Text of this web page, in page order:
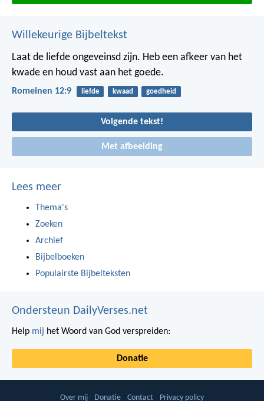
Willekeurige Bijbeltekst
Laat de liefde ongeveinsd zijn. Heb een afkeer van het
kwade en houd vast aan het goede.
Romeinen 12:9 liefde kwaad goedheid
Volgende tekst!
Met afbeelding
Lees meer
Thema's
Zoeken
Archief
Bijbelboeken
Populairste Bijbelteksten
Ondersteun DailyVerses.net
Help mij het Woord van God verspreiden:
Donatie
Over mij Donatie Contact Privacy policy